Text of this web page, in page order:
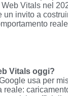
Web Vitals nel
un invito a
Vitals oggi?
usa per
reale: